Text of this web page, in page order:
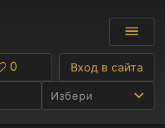
Избери
Любими
0 Вход в сайта